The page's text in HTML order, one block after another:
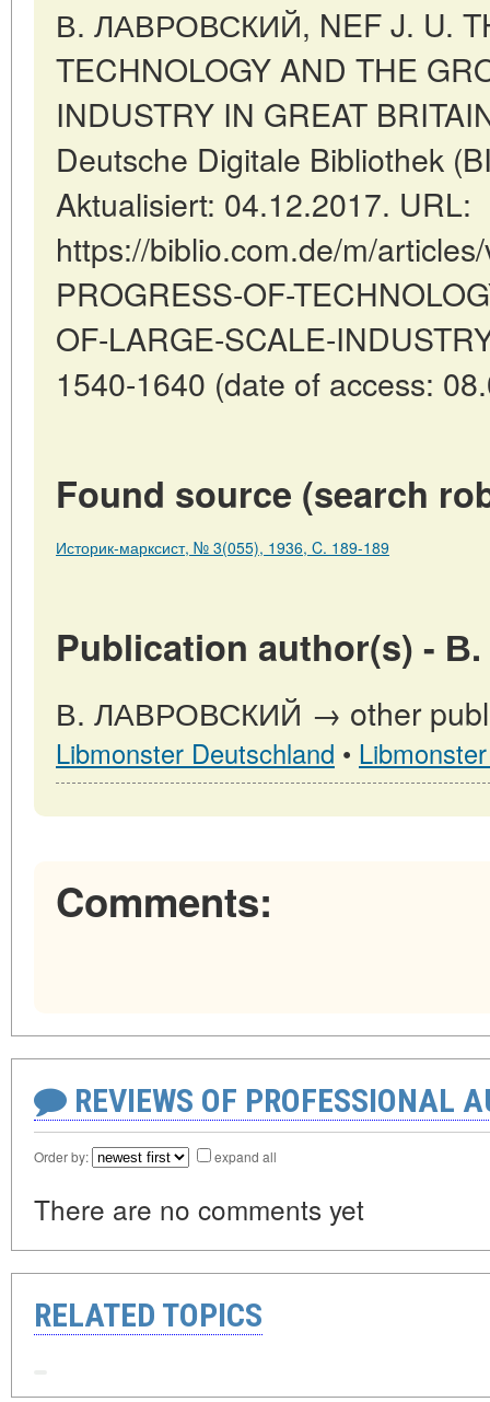
В. ЛАВРОВСКИЙ, NEF J. U.
TECHNOLOGY AND THE
INDUSTRY IN GREAT
Deutsche Digitale Bibliothek
Aktualisiert: 04.12.2017. URL:
https://biblio.com.de/m/
PROGRESS-OF-
OF-LARGE-SCALE-
1540-1640 (date of access:
Found source (search
Историк-марксист, № 3(055), 1936, C. 189-189
Publication author(s) -
В. ЛАВРОВСКИЙ → other
Libmonster Deutschland •
Comments:
REVIEWS OF PROFESSIONAL
Order by: expand all
There are no comments yet
RELATED TOPICS